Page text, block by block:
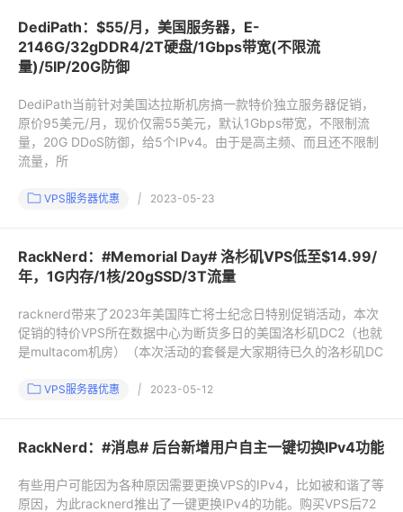
DediPath：$55/月，美国服务器，E-
2146G/32gDDR4/2T硬盘/1Gbps带宽(不限流
量)/5IP/20G防御
DediPath当前针对美国达拉斯机房搞一款特价独立服务器促销，
原价95美元/月，现价仅需55美元，默认1Gbps带宽，不限制流
量，20G DDoS防御，给5个IPv4。由于是高主频、而且还不限制
流量，所
VPS服务器优惠 | 2023-05-23
RackNerd：#Memorial Day# 洛杉矶VPS低至$14.99/
年，1G内存/1核/20gSSD/3T流量
racknerd带来了2023年美国阵亡将士纪念日特别促销活动，本次
促销的特价VPS所在数据中心为断货多日的美国洛杉矶DC2（也就
是multacom机房）（本次活动的套餐是大家期待已久的洛杉矶DC
VPS服务器优惠 | 2023-05-12
RackNerd：#消息# 后台新增用户自主一键切换IPv4功能
有些用户可能因为各种原因需要更换VPS的IPv4，比如被和谐了等
原因，为此racknerd推出了一键更换IPv4的功能。购买VPS后72